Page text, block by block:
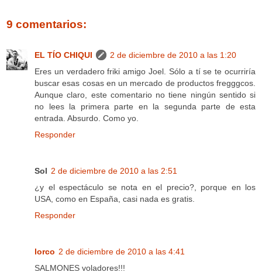
9 comentarios:
EL TÍO CHIQUI
2 de diciembre de 2010 a las 1:20
Eres un verdadero friki amigo Joel. Sólo a tí se te ocurriría
buscar esas cosas en un mercado de productos fregggcos.
Aunque claro, este comentario no tiene ningún sentido si
no lees la primera parte en la segunda parte de esta
entrada. Absurdo. Como yo.
Responder
Sol 2 de diciembre de 2010 a las 2:51
¿y el espectáculo se nota en el precio?, porque en los
USA, como en España, casi nada es gratis.
Responder
lorco 2 de diciembre de 2010 a las 4:41
SALMONES voladores!!!